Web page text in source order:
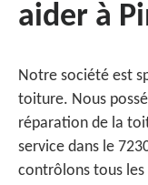
aider à
Notre société est
toiture. Nous
réparation de la
service dans le
contrôlons tous